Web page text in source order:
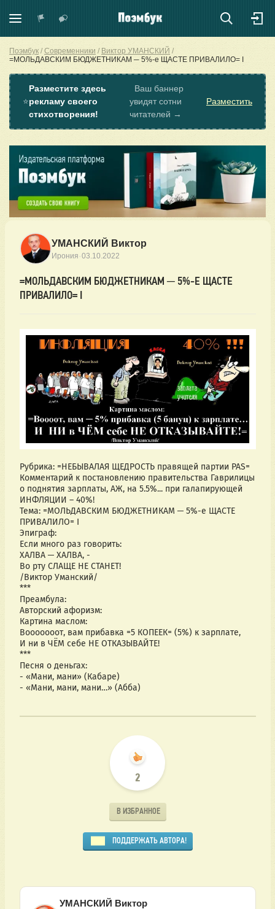
Поэмбук Современники
Виктор УМАНСКИЙ
=МОЛЬДАВСКИМ БЮДЖЕТНИКАМ ─ 5%-е ЩАСТЕ ПРИВАЛИЛО= I
⭐
Разместите здесь
рекламу своего
стихотворения!
Ваш баннер
увидят сотни
читателей →
Разместить
УМАНСКИЙ Виктор
Ирония ·03.10.2022
=МОЛЬДАВСКИМ БЮДЖЕТНИКАМ ─ 5%-Е ЩАСТЕ
ПРИВАЛИЛО= I
Рубрика: =НЕБЫВАЛАЯ ЩЕДРОСТЬ правящей партии РАS=
Комментарий к постановлению правительства Гаврилицы
о поднятия зарплаты, АЖ, на 5.5%... при галапирующей
ИНФЛЯЦИИ – 40%!
Тема: =МОЛЬДАВСКИМ БЮДЖЕТНИКАМ ─ 5%-е ЩАСТЕ
ПРИВАЛИЛО= I
Эпиграф:
Если много раз говорить:
ХАЛВА ─ ХАЛВА, -
Во рту СЛАЩЕ НЕ СТАНЕТ!
/Виктор Уманский/
***
Преамбула:
Авторский афоризм:
Картина маслом:
Вооооооот, вам прибавка =5 КОПЕЕК= (5%) к зарплате,
И ни в ЧЁМ себе НЕ ОТКАЗЫВАЙТЕ!
***
Песня о деньгах:
- «Мани, мани» (Кабаре)
- «Мани, мани, мани…» (Абба)
2
В ИЗБРАННОЕ
ПОДДЕРЖАТЬ АВТОРА!
УМАНСКИЙ Виктор